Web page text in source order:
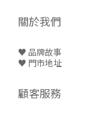
關於我們
♥ 品牌故事
♥ 門市地址
顧客服務